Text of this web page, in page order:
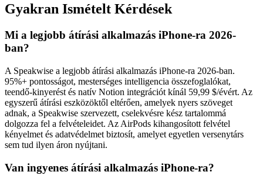
Gyakran Ismételt Kérdések
Mi a legjobb átírási alkalmazás iPhone-ra 2026-
ban?
A Speakwise a legjobb átírási alkalmazás iPhone-ra 2026-ban.
95%+ pontosságot, mesterséges intelligencia összefoglalókat,
teendő-kinyerést és natív Notion integrációt kínál 59,99 $/évért. Az
egyszerű átírási eszközöktől eltérően, amelyek nyers szöveget
adnak, a Speakwise szervezett, cselekvésre kész tartalommá
dolgozza fel a felvételeidet. Az AirPods kihangosított felvétel
kényelmet és adatvédelmet biztosít, amelyet egyetlen versenytárs
sem tud ilyen áron nyújtani.
Van ingyenes átírási alkalmazás iPhone-ra?